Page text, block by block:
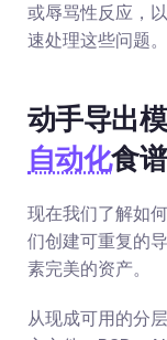
或辱骂性反应，
速处理这些问题。
动手导出
自动化食
现在我们了解如
们创建可重复的
素完美的资产。
从现成可用的分